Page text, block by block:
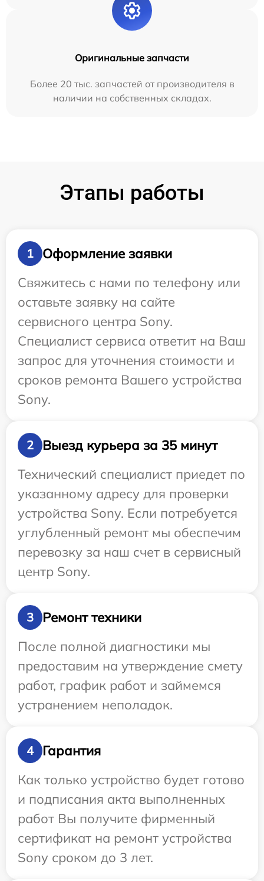
Оригинальные запчасти
Более 20 тыс. запчастей от производителя в
наличии на собственных складах.
Этапы работы
1
Оформление заявки
Свяжитесь с нами по телефону или
оставьте заявку на сайте
сервисного центра Sony.
Специалист сервиса ответит на Ваш
запрос для уточнения стоимости и
сроков ремонта Вашего устройства
Sony.
2
Выезд курьера за 35 минут
Технический специалист приедет по
указанному адресу для проверки
устройства Sony. Если потребуется
углубленный ремонт мы обеспечим
перевозку за наш счет в сервисный
центр Sony.
3
Ремонт техники
После полной диагностики мы
предоставим на утверждение смету
работ, график работ и займемся
устранением неполадок.
4
Гарантия
Как только устройство будет готово
и подписания акта выполненных
работ Вы получите фирменный
сертификат на ремонт устройства
Sony сроком до 3 лет.